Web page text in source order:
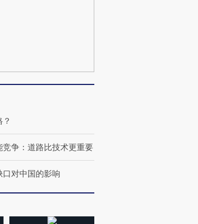
竞争：道路比技术更重要
对中国的影响